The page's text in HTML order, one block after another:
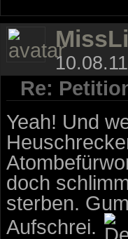
Re:
Yeah! Und
doch
sterben.
Aufschrei.